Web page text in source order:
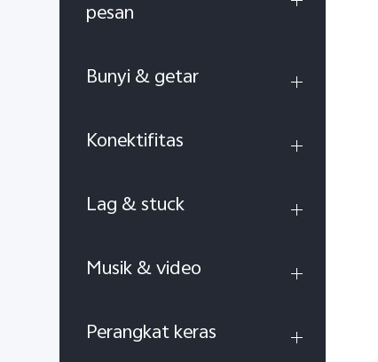
pesan
Bunyi & getar
Konektifitas
Lag & stuck
Musik & video
Perangkat keras